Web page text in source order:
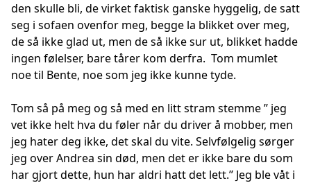
den skulle bli, de virket faktisk ganske hyggelig, de satt
seg i sofaen ovenfor meg, begge la blikket over meg,
de så ikke glad ut, men de så ikke sur ut, blikket hadde
ingen følelser, bare tårer kom derfra. Tom mumlet
noe til Bente, noe som jeg ikke kunne tyde.
Tom så på meg og så med en litt stram stemme ’’ jeg
vet ikke helt hva du føler når du driver å mobber, men
jeg hater deg ikke, det skal du vite. Selvfølgelig sørger
jeg over Andrea sin død, men det er ikke bare du som
har gjort dette, hun har aldri hatt det lett.’’ Jeg ble våt i